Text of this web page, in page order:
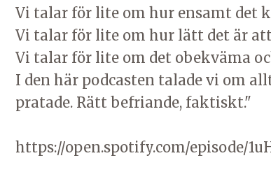
Vi talar för lite om hur ensamt det
Vi talar för lite om hur lätt det är
Vi talar för lite om det obekväma
I den här podcasten talade vi om
pratade. Rätt befriande, faktiskt."
https://open.spotify.com/episode/